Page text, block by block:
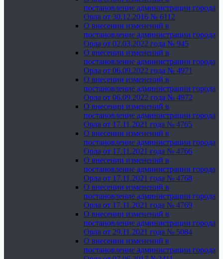
постановление администрации города
Орла от 30.12.2016 № 6112
О внесении изменений в
постановление администрации города
Орла от 02.03.2022 года № 945
О внесении изменений в
постановление администрации города
Орла от 06.09.2022 года № 4971
О внесении изменений в
постановление администрации города
Орла от 06.09.2022 года № 4972
О внесении изменений в
постановление администрации города
Орла от 17.11.2021 года № 4765
О внесении изменений в
постановление администрации города
Орла от 17.11.2021 года № 4766
О внесении изменений в
постановление администрации города
Орла от 17.11.2021 года № 4768
О внесении изменений в
постановление администрации города
Орла от 17.11.2021 года № 4769
О внесении изменений в
постановление администрации города
Орла от 29.11.2021 года № 5084
О внесении изменений в
постановление администрации города